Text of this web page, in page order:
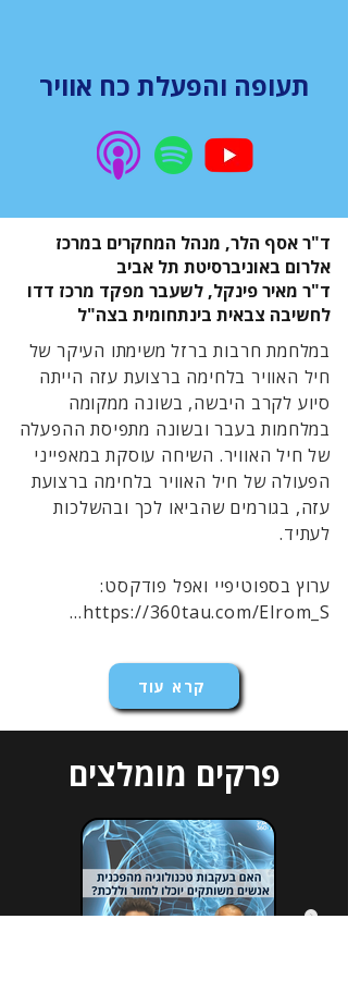
תעופה והפעלת כח אוויר
ד"ר אסף הלר, מנהל המחקרים במרכז
אלרום באוניברסיטת תל אביב
ד"ר מאיר פינקל, לשעבר מפקד מרכז דדו
לחשיבה צבאית בינתחומית בצה"ל
במלחמת חרבות ברזל משימתו העיקר של
חיל האוויר בלחימה ברצועת עזה הייתה
סיוע לקרב היבשה, בשונה ממקומה
במלחמות בעבר ובשונה מתפיסת ההפעלה
של חיל האוויר. השיחה עוסקת במאפייני
הפעולה של חיל האוויר בלחימה ברצועת
עזה, בגורמים שהביאו לכך ובהשלכות
לעתיד.
ערוץ בספוטיפיי ואפל פודקסט:
https://360tau.com/Elrom_S...
קרא עוד
פרקים מומלצים